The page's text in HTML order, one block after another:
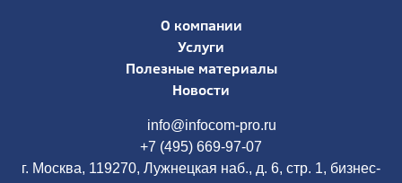
О компании
Услуги
Полезные материалы
Новости
info@infocom-pro.ru
+7 (495) 669-97-07
г. Москва, 119270, Лужнецкая наб., д. 6, стр. 1, бизнес-